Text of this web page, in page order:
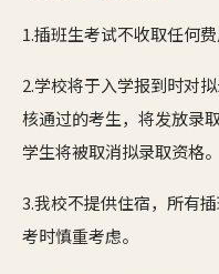
1.插班生考试不收取任何费
2.学校将于入学报到时对
核通过的考生，将发放录
学生将被取消拟录取资格。
3.我校不提供住宿，所有
考时慎重考虑。